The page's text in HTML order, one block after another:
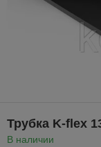
Трубка K-flex
В наличии